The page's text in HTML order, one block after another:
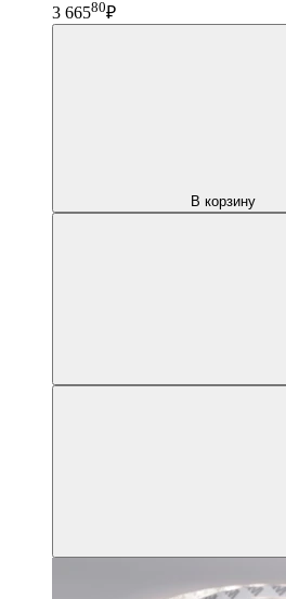
3 66580₽
В корзину